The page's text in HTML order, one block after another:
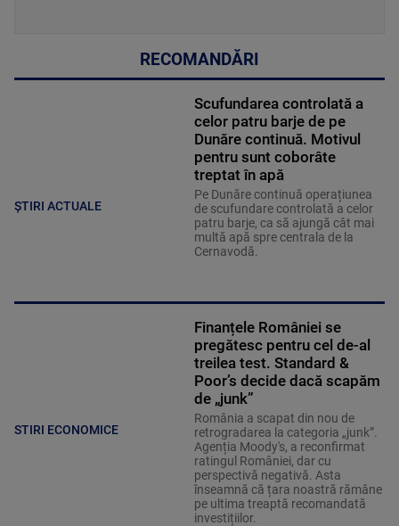
RECOMANDĂRI
ȘTIRI ACTUALE
Scufundarea controlată a
celor patru barje de pe
Dunăre continuă. Motivul
pentru sunt coborâte
treptat în apă
Pe Dunăre continuă operațiunea
de scufundare controlată a celor
patru barje, ca să ajungă cât mai
multă apă spre centrala de la
Cernavodă.
STIRI ECONOMICE
Finanțele României se
pregătesc pentru cel de-al
treilea test. Standard &
Poor’s decide dacă scapăm
de „junk”
România a scapat din nou de
retrogradarea la categoria „junk”.
Agenția Moody's, a reconfirmat
ratingul României, dar cu
perspectivă negativă. Asta
înseamnă că țara noastră rămâne
pe ultima treaptă recomandată
investițiilor.